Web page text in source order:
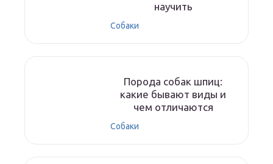
научить
Собаки
Порода собак шпиц:
какие бывают виды и
чем отличаются
Собаки